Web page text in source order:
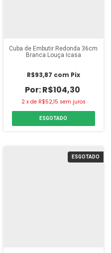
Cuba de Embutir Redonda 36cm
Branca Louça Icasa
R$104,30
R$93,87 com Pix
2 x de R$52,15 sem juros
ESGOTADO
ESGOTADO